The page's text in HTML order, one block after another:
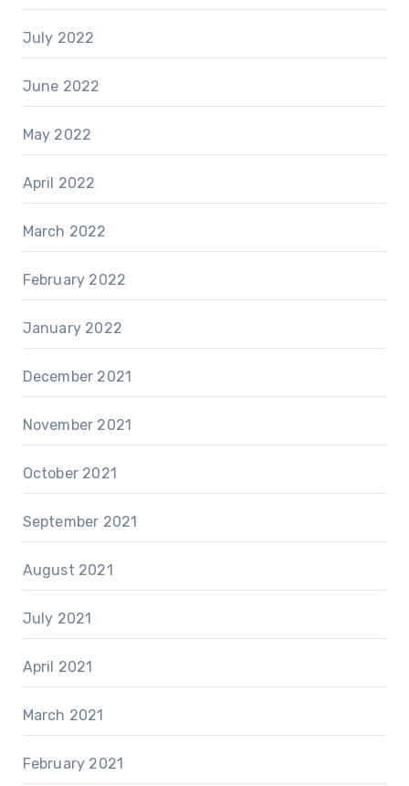
July 2022
June 2022
May 2022
April 2022
March 2022
February 2022
January 2022
December 2021
November 2021
October 2021
September 2021
August 2021
July 2021
April 2021
March 2021
February 2021